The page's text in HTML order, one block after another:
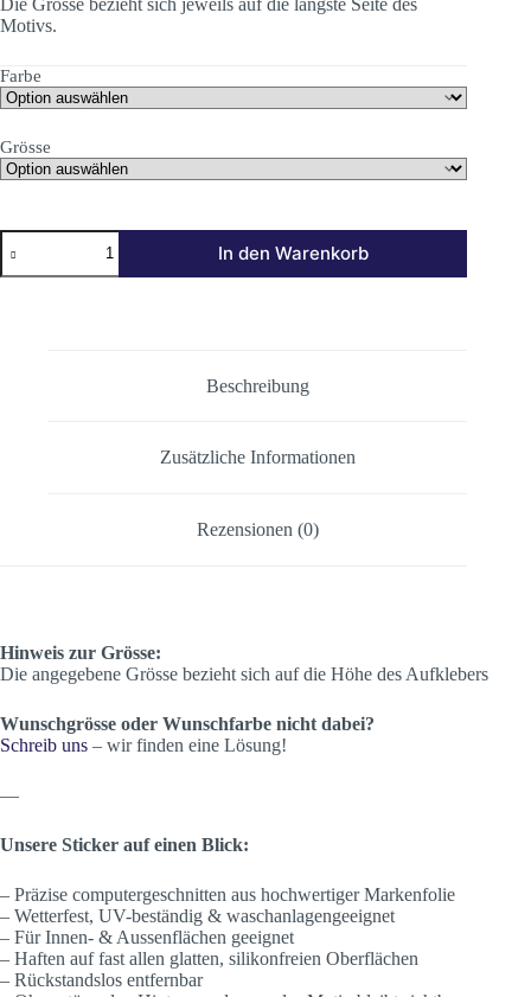
CHF 22.00
Motivs.
Farbe
Grösse
ONE
LAST
RIDE
In den Warenkorb
Beschreibung
Zusätzliche Informationen
Rezensionen (0)
Hinweis zur Grösse:
Die angegebene Grösse bezieht sich auf die Höhe des Aufklebers
Wunschgrösse oder Wunschfarbe nicht dabei?
Schreib uns – wir finden eine Lösung!
—
Unsere Sticker auf einen Blick:
– Präzise computergeschnitten aus hochwertiger Markenfolie
– Wetterfest, UV-beständig & waschanlagengeeignet
– Für Innen- & Aussenflächen geeignet
– Haften auf fast allen glatten, silikonfreien Oberflächen
– Rückstandslos entfernbar